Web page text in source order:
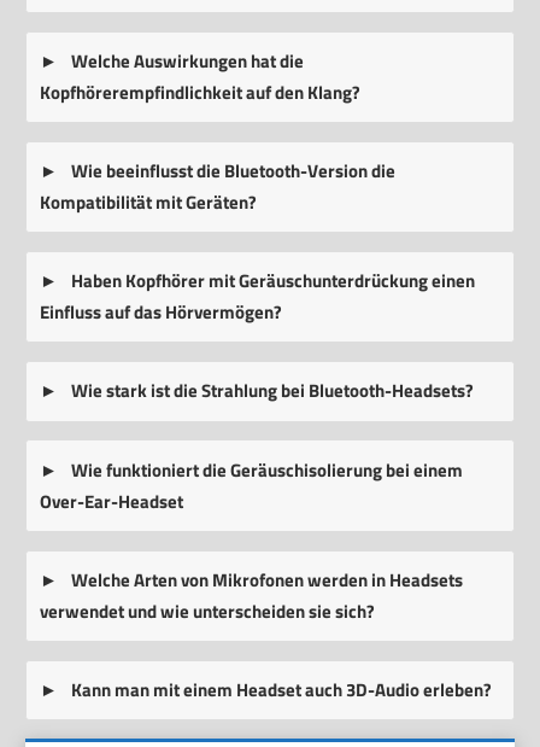
Welche Auswirkungen hat die
Kopfhörerempfindlichkeit auf den Klang?
Wie beeinflusst die Bluetooth-Version die
Kompatibilität mit Geräten?
Haben Kopfhörer mit Geräuschunterdrückung einen
Einfluss auf das Hörvermögen?
Wie stark ist die Strahlung bei Bluetooth-Headsets?
Wie funktioniert die Geräuschisolierung bei einem
Over-Ear-Headset
Welche Arten von Mikrofonen werden in Headsets
verwendet und wie unterscheiden sie sich?
Kann man mit einem Headset auch 3D-Audio erleben?